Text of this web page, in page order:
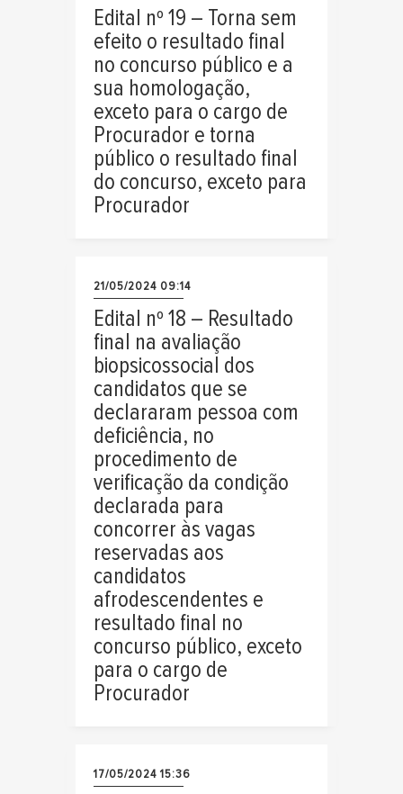
Edital nº 19 – Torna sem
efeito o resultado final
no concurso público e a
sua homologação,
exceto para o cargo de
Procurador e torna
público o resultado final
do concurso, exceto para
Procurador
21/05/2024 09:14
Edital nº 18 – Resultado
final na avaliação
biopsicossocial dos
candidatos que se
declararam pessoa com
deficiência, no
procedimento de
verificação da condição
declarada para
concorrer às vagas
reservadas aos
candidatos
afrodescendentes e
resultado final no
concurso público, exceto
para o cargo de
Procurador
17/05/2024 15:36